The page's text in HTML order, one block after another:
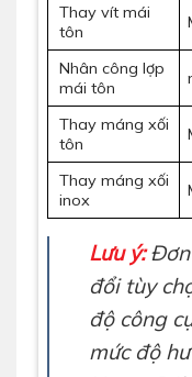
Thay vít mái
tôn
Nhân công lợp
mái tôn
Thay máng xối
tôn
Thay máng xối
inox
Lưu ý:
đổi tùy
độ công
mức độ